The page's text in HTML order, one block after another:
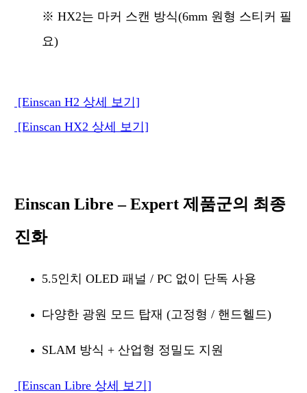
※ HX2는 마커 스캔 방식(6mm 원형 스티커 필
요)
[Einscan H2 상세 보기]
[Einscan HX2 상세 보기]
Einscan Libre – Expert 제품군의 최종
진화
5.5인치 OLED 패널 / PC 없이 단독 사용
다양한 광원 모드 탑재 (고정형 / 핸드헬드)
SLAM 방식 + 산업형 정밀도 지원
[Einscan Libre 상세 보기]